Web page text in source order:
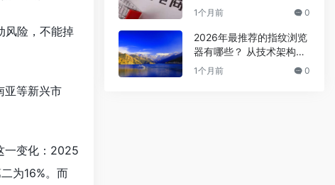
风险，不能掉
亚等新兴市
一变化：2025
为16%。而
1个月前 0
2026年最推荐的指纹浏览
器有哪些？ 从技术架构到
内核定制的深度解析
1个月前 0